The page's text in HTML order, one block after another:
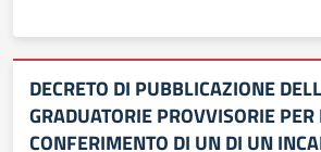
DECRETO DI PUBBLICAZIONE
GRADUATORIE PROVVISORIE PER
CONFERIMENTO DI UN DI UN